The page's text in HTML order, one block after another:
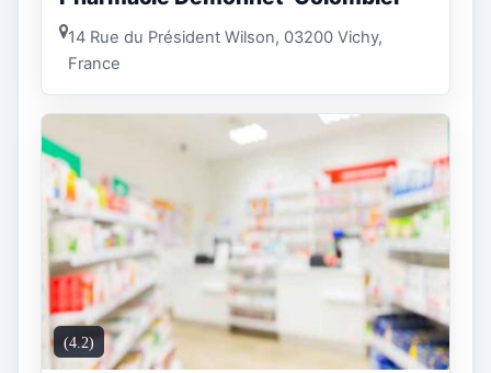
14 Rue du Président Wilson, 03200 Vichy,
France
(4.2)